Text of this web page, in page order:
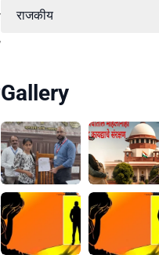
राजकीय
Gallery